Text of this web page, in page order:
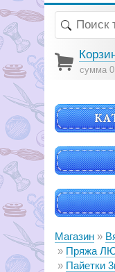
сумма
Магазин
Пряжа
Пайетки